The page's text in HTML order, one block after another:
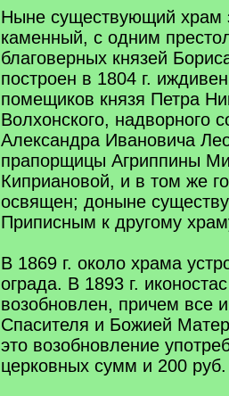
Ныне существующий храм
каменный, с одним
благоверных князей
построен в 1804 г.
помещиков князя Петра
Волхонского, надворного
Александра Ивановича
прапорщицы Агриппины
Киприановой, и в том же
освящен; доныне
Приписным к другому
В 1869 г. около храма
ограда. В 1893 г.
возобновлен, причем все
Спасителя и Божией
это возобновление
церковных сумм и 200